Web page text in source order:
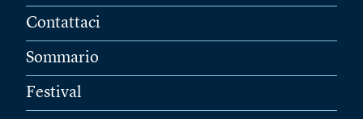
Contattaci
Sommario
Festival